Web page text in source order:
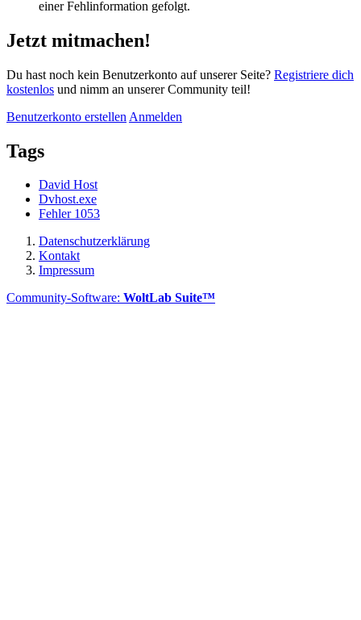
einer Fehlinformation gefolgt.
Jetzt mitmachen!
Du hast noch kein Benutzerkonto auf unserer Seite? Registriere dich
kostenlos und nimm an unserer Community teil!
Benutzerkonto erstellen Anmelden
Tags
David Host
Dvhost.exe
Fehler 1053
Datenschutzerklärung
Kontakt
Impressum
Community-Software: WoltLab Suite™